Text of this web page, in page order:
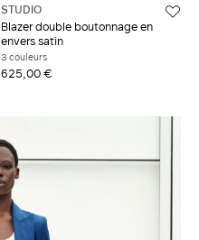
STUDIO
Blazer double boutonnage en
envers satin
3 couleurs
625,00 €